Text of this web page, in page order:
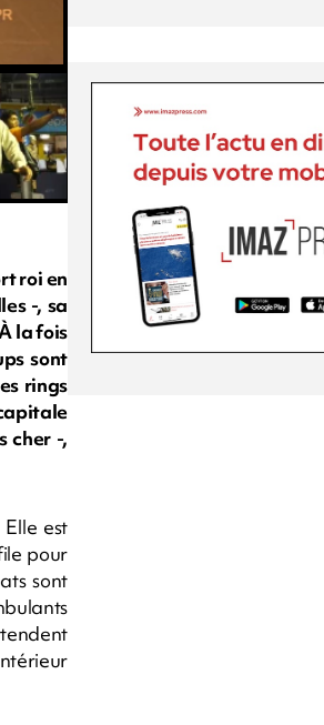
roi en
-, sa
la fois
sont
rings
cher -,
est
pour
sont